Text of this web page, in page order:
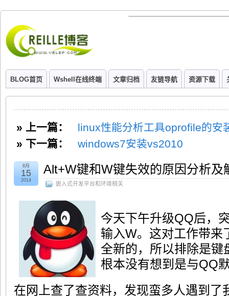
BLOG首页 Wshell在线终端 文章归档 友链导航 资源下载
» 上一篇：
linux性能分析工具oprofile的安
» 下一篇：
windows7安装vs2010
Alt+W键和W键失效的原因分析及
嵌入式开发平台和环境相关
8月
15
2014
今天下午升级QQ后，
输入W。这对工作带来
全新的，所以排除是键
根本没有想到是与QQ
在网上查了查资料，发现蛮多人遇到了